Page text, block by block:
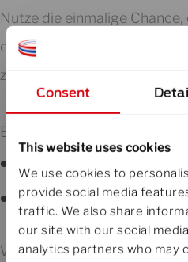
Consent
This website uses cookies
We use cookies to
provide social media
traffic. We also share
our site with our social
analytics partners who may
Nutze die einmalige
die Kulissen eines
zu werfen
Betriebsführungen:
18.00 Uhr
Wir bitten um Anmeldung